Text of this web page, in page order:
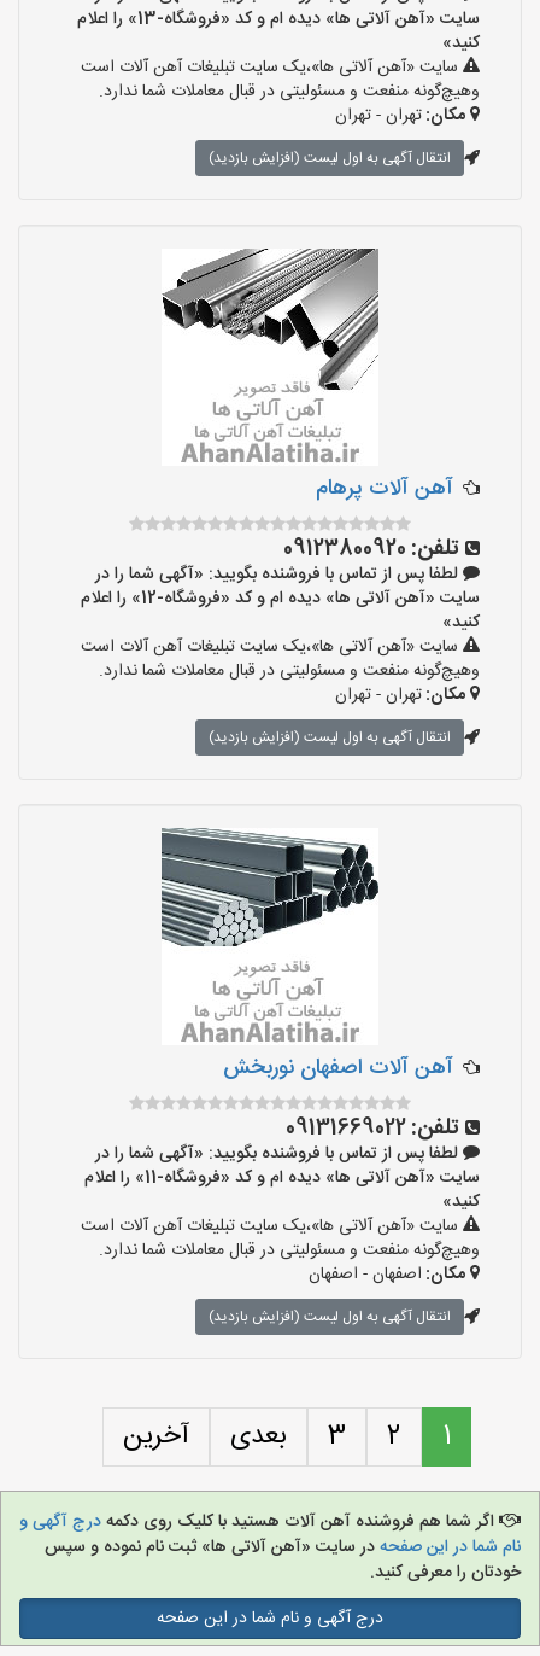
سایت «آهن آلاتی ها» دیده ام و کد «فروشگاه-13» را اعلام
کنید»
سایت «آهن آلاتی ها»،یک سایت تبلیغات آهن آلات است
وهیچ‌گونه منفعت و مسئولیتی در قبال معاملات شما ندارد.
مکان:تهران - تهران
انتقال آگهی به اول لیست (افزایش بازدید)
آهن آلات پرهام
تلفن: 09123800920
لطفا پس از تماس با فروشنده بگویید: «آگهی شما را در
سایت «آهن آلاتی ها» دیده ام و کد «فروشگاه-12» را اعلام
کنید»
سایت «آهن آلاتی ها»،یک سایت تبلیغات آهن آلات است
وهیچ‌گونه منفعت و مسئولیتی در قبال معاملات شما ندارد.
مکان:تهران - تهران
انتقال آگهی به اول لیست (افزایش بازدید)
آهن آلات اصفهان نوربخش
تلفن:09131669022
لطفا پس از تماس با فروشنده بگویید: «آگهی شما را در
سایت «آهن آلاتی ها» دیده ام و کد «فروشگاه-11» را اعلام
کنید»
سایت «آهن آلاتی ها»،یک سایت تبلیغات آهن آلات است
وهیچ‌گونه منفعت و مسئولیتی در قبال معاملات شما ندارد.
مکان: اصفهان - اصفهان
انتقال آگهی به اول لیست (افزایش بازدید)
1
2
3 بعدی آخرین
اگر شما هم فروشنده آهن آلات هستید با کلیک روی دکمهدرج آگهی و
نام شما در این صفحهدر سایت «آهن آلاتی ها» ثبت نام نموده و سپس
خودتان را معرفی کنید.
درج آگهی و نام شما در این صفحه